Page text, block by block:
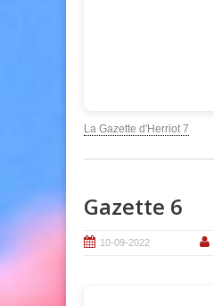
La Gazette d'Herriot 7
Gazette 6
10-09-2022